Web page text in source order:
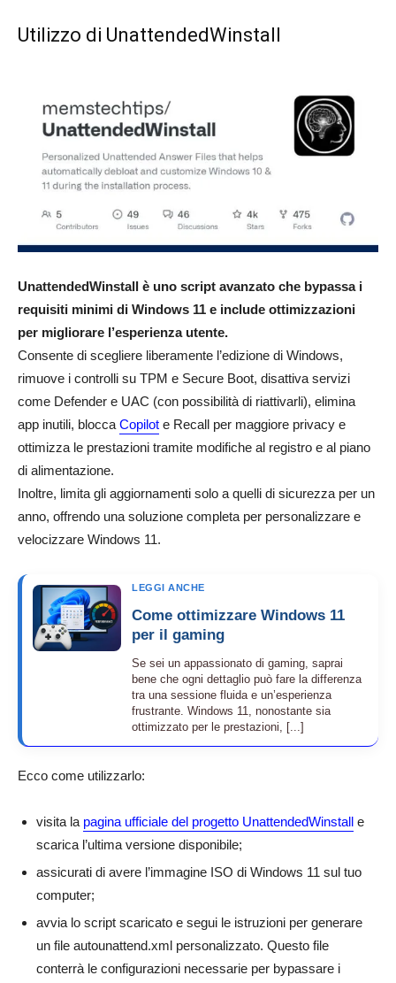
Utilizzo di UnattendedWinstall
UnattendedWinstall è uno script avanzato che bypassa i
requisiti minimi di Windows 11 e include ottimizzazioni
per migliorare l’esperienza utente.
Consente di scegliere liberamente l’edizione di Windows,
rimuove i controlli su TPM e Secure Boot, disattiva servizi
come Defender e UAC (con possibilità di riattivarli), elimina
app inutili, blocca Copilot e Recall per maggiore privacy e
ottimizza le prestazioni tramite modifiche al registro e al piano
di alimentazione.
Inoltre, limita gli aggiornamenti solo a quelli di sicurezza per un
anno, offrendo una soluzione completa per personalizzare e
velocizzare Windows 11.
LEGGI ANCHE
Come ottimizzare Windows 11
per il gaming
Se sei un appassionato di gaming, saprai
bene che ogni dettaglio può fare la differenza
tra una sessione fluida e un’esperienza
frustrante. Windows 11, nonostante sia
ottimizzato per le prestazioni, [...]
Ecco come utilizzarlo:
visita la pagina ufficiale del progetto UnattendedWinstall e
scarica l’ultima versione disponibile;
assicurati di avere l’immagine ISO di Windows 11 sul tuo
computer;
avvia lo script scaricato e segui le istruzioni per generare
un file autounattend.xml personalizzato. Questo file
conterrà le configurazioni necessarie per bypassare i